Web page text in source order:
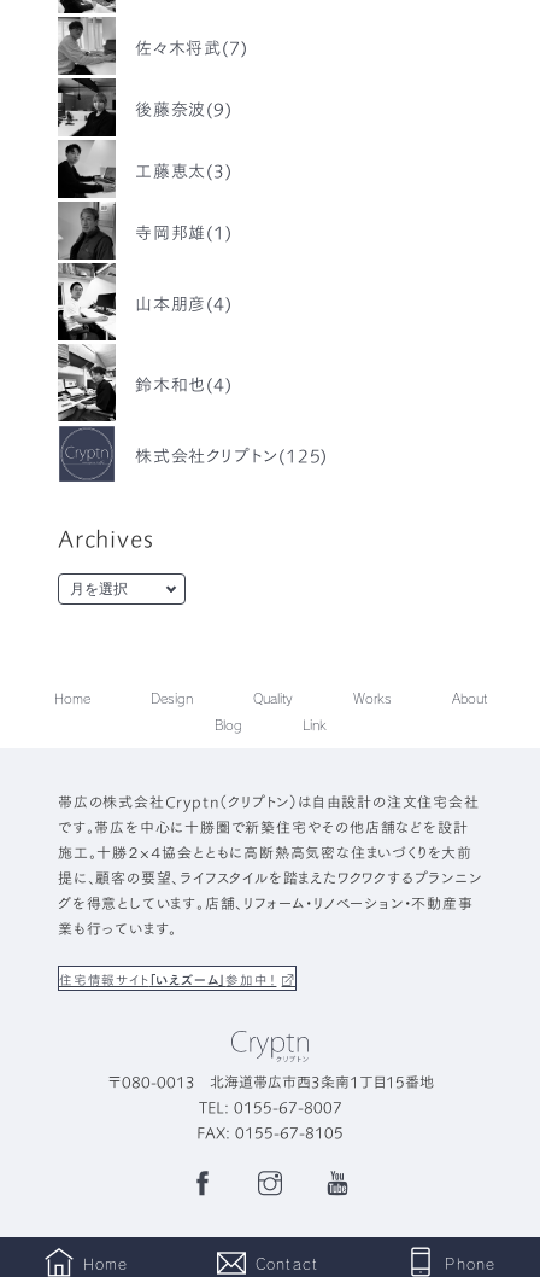
佐々木将武(7)
後藤奈波(9)
工藤恵太(3)
寺岡邦雄(1)
山本朋彦(4)
鈴木和也(4)
株式会社クリプトン(125)
Archives
Home Design Quality Works
About
Blog
Link
帯広の株式会社Cryptn（クリプトン）は自由設計の注文住宅会社
です。帯広を中心に十勝圏で新築住宅やその他店舗などを設計
施工。十勝２×４協会とともに高断熱高気密な住まいづくりを大前
提に、顧客の要望、ライフスタイルを踏まえたワクワクするプランニン
グを得意としています。店舗、リフォーム・リノベーション・不動産事
業も行っています。
住宅情報サイト「いえズーム」参加中！
〒080-0013 北海道帯広市西3条南1丁目15番地
TEL: 0155-67-8007
FAX: 0155-67-8105
FacebookInstagramYouTube
©2022 Cryptn. All Rights Reserved.
Home Contact Phone